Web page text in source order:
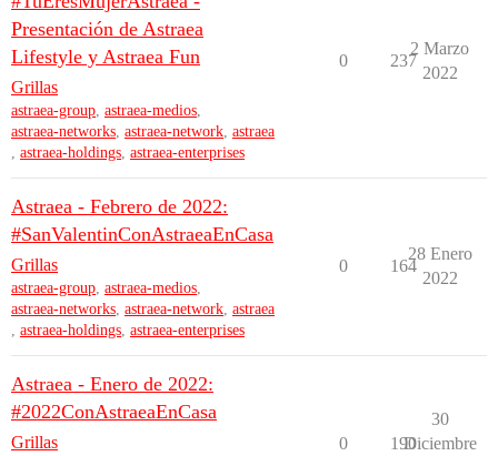
Presentación de Astraea
Lifestyle y Astraea Fun
Grillas
astraea-group, astraea-medios,
astraea-networks, astraea-network, astraea
, astraea-holdings, astraea-enterprises
0 237
2 Marzo
2022
Astraea - Febrero de 2022:
#SanValentinConAstraeaEnCasa
Grillas
astraea-group, astraea-medios,
astraea-networks, astraea-network, astraea
, astraea-holdings, astraea-enterprises
0 164
28 Enero
2022
Astraea - Enero de 2022:
#2022ConAstraeaEnCasa
Grillas 0 190
30
Diciembre